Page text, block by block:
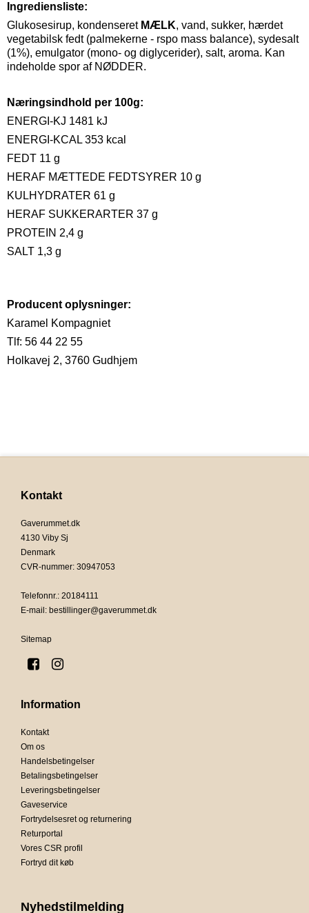
Ingrediensliste:
Glukosesirup, kondenseretMÆLK, vand, sukker, hærdet
vegetabilsk fedt (palmekerne - rspo mass balance), sydesalt
(1%), emulgator (mono- og diglycerider), salt, aroma. Kan
indeholde spor af NØDDER.
Næringsindhold per 100g:
ENERGI-KJ 1481 kJ
ENERGI-KCAL 353 kcal
FEDT 11 g
HERAF MÆTTEDE FEDTSYRER 10 g
KULHYDRATER 61 g
HERAF SUKKERARTER 37 g
PROTEIN 2,4 g
SALT 1,3 g
Producent oplysninger:
Karamel Kompagniet
Tlf: 56 44 22 55
Holkavej 2, 3760 Gudhjem
Kontakt
Gaverummet.dk
4130 Viby Sj
Denmark
CVR-nummer: 30947053
Telefonnr.: 20184111
E-mail : bestillinger@gaverummet.dk
Sitemap
Information
Kontakt
Om os
Handelsbetingelser
Betalingsbetingelser
Leveringsbetingelser
Gaveservice
Fortrydelsesret og returnering
Returportal
Vores CSR profil
Fortryd dit køb
Nyhedstilmelding